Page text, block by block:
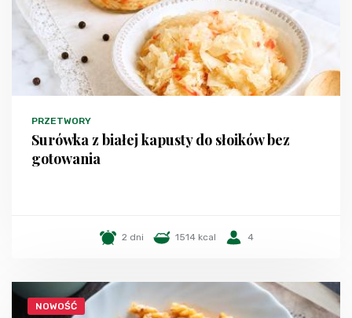
PRZETWORY
Surówka z białej kapusty do słoików bez
gotowania
2 dni 1514 kcal 4
NOWOŚĆ